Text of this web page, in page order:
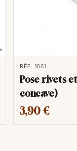
RÉF. 1061
Pose rivets
concave)
3,90 €